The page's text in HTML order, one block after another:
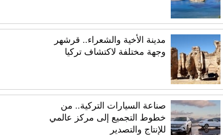
مدينة الأخية والشعراء.. قرشهر
وجهة مختلفة لاكتشاف تركيا
صناعة السيارات التركية.. من
خطوط التجميع إلى مركز عالمي
للإنتاج والتصدير